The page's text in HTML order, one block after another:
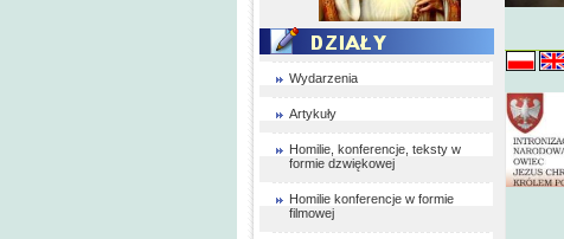
Wydarzenia
Artykuły
Homilie, konferencje, teksty w
formie dzwiękowej
Homilie konferencje w formie
filmowej